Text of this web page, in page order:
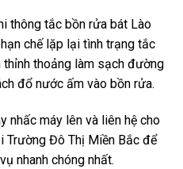
thông tắc bồn rửa bát Lào
chế lặp lại tình trạng tắc
thỉnh thoảng làm sạch đường
đổ nước ấm vào bồn rửa.
nhấc máy lên và liên hệ cho
Trường Đô Thị Miền Bắc để
nhanh chóng nhất.